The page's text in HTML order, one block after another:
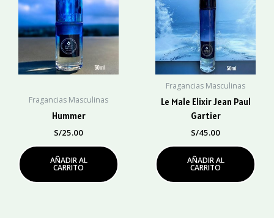
Fragancias Masculinas
Hummer
S/25.00
AÑADIR AL
CARRITO
Fragancias Masculinas
Le Male Elixir Jean Paul
Gartier
S/45.00
AÑADIR AL
CARRITO